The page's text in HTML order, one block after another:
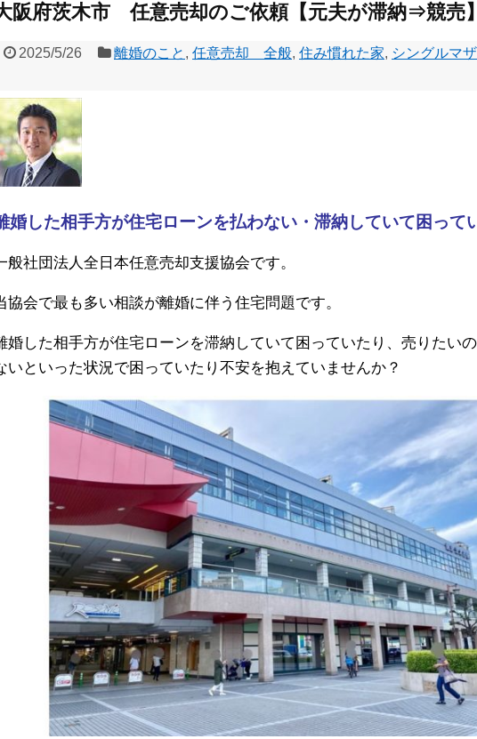
阪府茨木市 任意売却のご依頼【元夫が滞納⇒競売】
2025/5/26 離婚のこと , 任意売却 全般, 住み慣れた家, シングルマ
婚した相手方が住宅ローンを払わない・滞納していて困って
般社団法人全日本任意売却支援協会です。
協会で最も多い相談が離婚に伴う住宅問題です。
婚した相手方が住宅ローンを滞納していて困っていたり、売りたい
いといった状況で困っていたり不安を抱えていませんか？